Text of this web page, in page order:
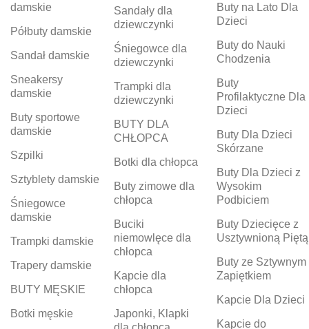
damskie
Półbuty damskie
Sandał damskie
Sneakersy
damskie
Buty sportowe
damskie
Szpilki
Sztyblety damskie
Śniegowce
damskie
Trampki damskie
Trapery damskie
BUTY MĘSKIE
Botki męskie
Sandały dla
dziewczynki
Śniegowce dla
dziewczynki
Trampki dla
dziewczynki
BUTY DLA
CHŁOPCA
Botki dla chłopca
Buty zimowe dla
chłopca
Buciki
niemowlęce dla
chłopca
Kapcie dla
chłopca
Japonki, Klapki
Buty na Lato Dla
Dzieci
Buty do Nauki
Chodzenia
Buty
Profilaktyczne Dla
Dzieci
Buty Dla Dzieci
Skórzane
Buty Dla Dzieci z
Wysokim
Podbiciem
Buty Dziecięce z
Usztywnioną Piętą
Buty ze Sztywnym
Zapiętkiem
Kapcie Dla Dzieci
Kapcie do